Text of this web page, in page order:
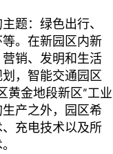
题：绿色出行、
。在新园区内新
销、发明和生活
，智能交通园区
黄金地段新区”工业
产之外，园区希
充电技术以及所